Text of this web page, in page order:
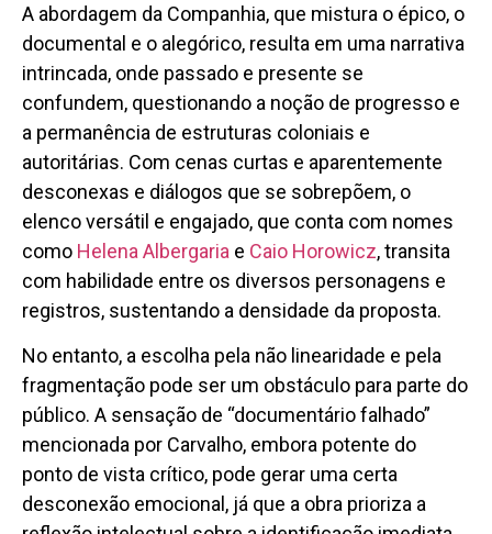
A abordagem da Companhia, que mistura o épico, o
documental e o alegórico, resulta em uma narrativa
intrincada, onde passado e presente se
confundem, questionando a noção de progresso e
a permanência de estruturas coloniais e
autoritárias. Com cenas curtas e aparentemente
desconexas e diálogos que se sobrepõem, o
elenco versátil e engajado, que conta com nomes
como Helena Albergaria e Caio Horowicz, transita
com habilidade entre os diversos personagens e
registros, sustentando a densidade da proposta.
No entanto, a escolha pela não linearidade e pela
fragmentação pode ser um obstáculo para parte do
público. A sensação de “documentário falhado”
mencionada por Carvalho, embora potente do
ponto de vista crítico, pode gerar uma certa
desconexão emocional, já que a obra prioriza a